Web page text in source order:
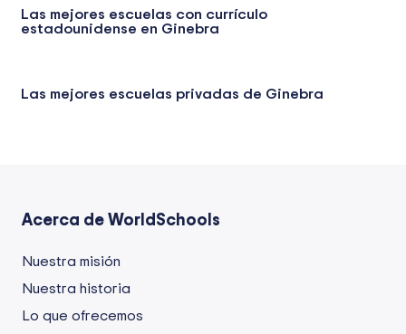
Las mejores escuelas con currículo
estadounidense en Ginebra
Las mejores escuelas privadas de Ginebra
Acerca de WorldSchools
Nuestra misión
Nuestra historia
Lo que ofrecemos